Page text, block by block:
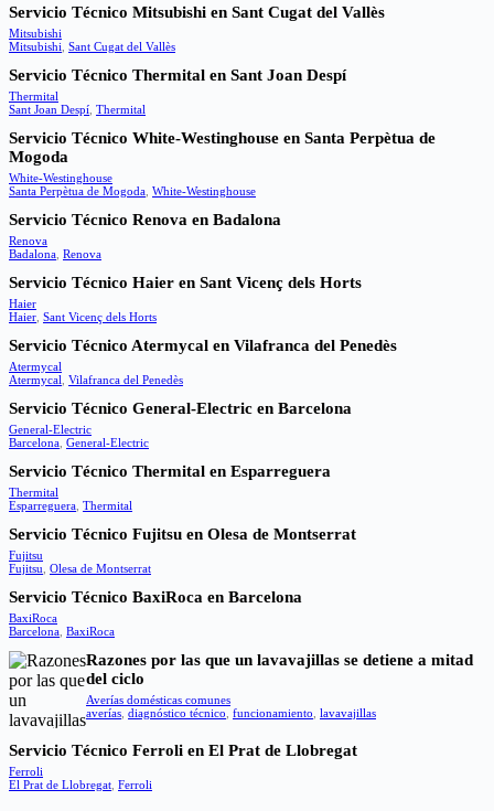
Servicio Técnico Mitsubishi en Sant Cugat del Vallès
Mitsubishi
Mitsubishi Sant Cugat del Vallès
Servicio Técnico Thermital en Sant Joan Despí
Thermital
Sant Joan Despí Thermital
Servicio Técnico White-Westinghouse en Santa Perpètua de
Mogoda
White-Westinghouse
Santa Perpètua de Mogoda White-Westinghouse
Servicio Técnico Renova en Badalona
Renova
Badalona Renova
Servicio Técnico Haier en Sant Vicenç dels Horts
Haier
Haier Sant Vicenç dels Horts
Servicio Técnico Atermycal en Vilafranca del Penedès
Atermycal
Atermycal
Vilafranca del Penedès
Servicio Técnico General-Electric en Barcelona
General-Electric
Barcelona General-Electric
Servicio Técnico Thermital en Esparreguera
Thermital
Esparreguera Thermital
Servicio Técnico Fujitsu en Olesa de Montserrat
Fujitsu
Fujitsu Olesa de Montserrat
Servicio Técnico BaxiRoca en Barcelona
BaxiRoca
Barcelona BaxiRoca
Razones por las que un lavavajillas se detiene a mitad
del ciclo
Averías domésticas comunes
averías diagnóstico técnico funcionamiento lavavajillas
Servicio Técnico Ferroli en El Prat de Llobregat
Ferroli
El Prat de Llobregat Ferroli